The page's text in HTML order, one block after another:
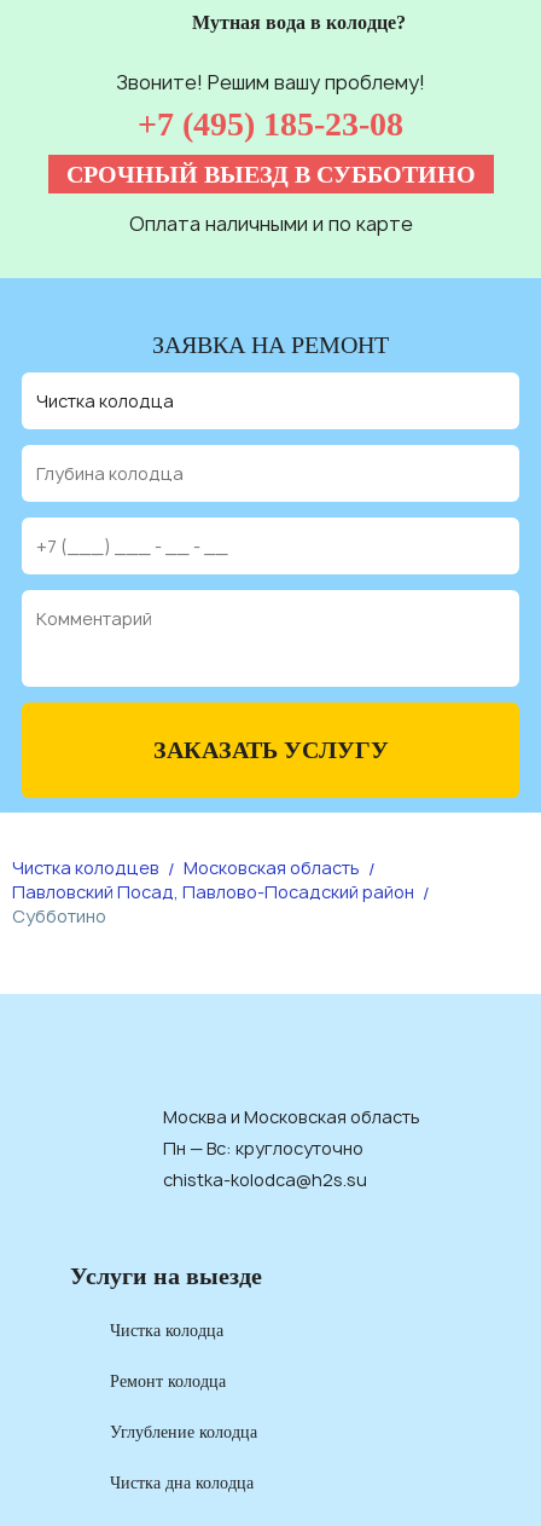
Мутная вода в колодце?
Звоните! Решим вашу проблему!
+7 (495) 185-23-08
СРОЧНЫЙ ВЫЕЗД В СУББОТИНО
Оплата наличными и по карте
ЗАЯВКА НА РЕМОНТ
ЗАКАЗАТЬ УСЛУГУ
Чистка колодцев
Московская область
Павловский Посад, Павлово-Посадский район
Субботино
Услуги на выезде
Чистка колодца
Ремонт колодца
Углубление колодца
Чистка дна колодца
Москва и Московская область
Пн — Вс: круглосуточно
chistka-kolodca@h2s.su